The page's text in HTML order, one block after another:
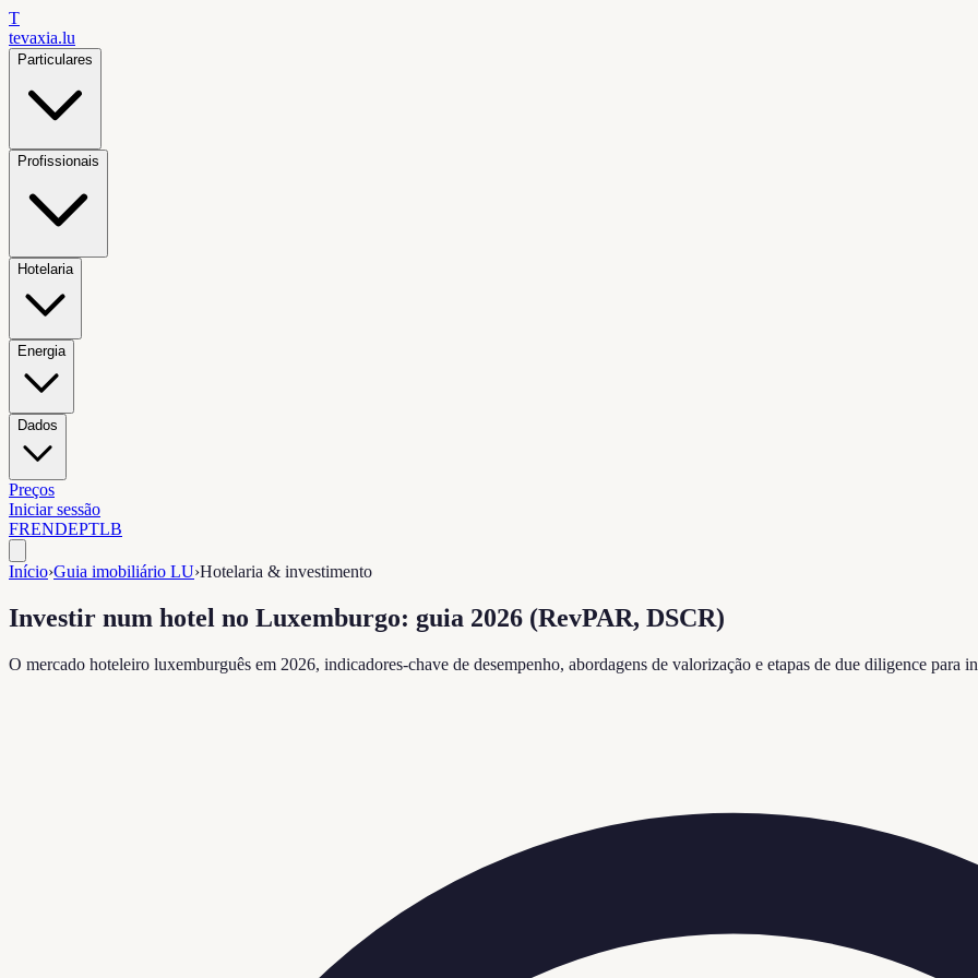
T
tevaxia.lu
Particulares
Profissionais
Hotelaria
Energia
Dados
Preços
Iniciar sessão
FRENDEPTLB
Início›Guia imobiliário LU›Hotelaria & investimento
Investir num hotel no Luxemburgo: guia 2026 (RevPAR, DSCR)
O mercado hoteleiro luxemburguês em 2026, indicadores-chave de desempenho, abordagens de valorização e etapas de due diligence para